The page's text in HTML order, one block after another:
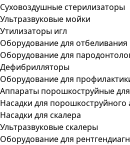
Суховоздушные стерилизаторы
Ультразвуковые мойки
Утилизаторы игл
Оборудование для отбеливания
Оборудование для
Дефибрилляторы
Оборудование для
Аппараты порошкоструйные
Насадки для порошкоструйного
Насадки для скалера
Ультразвуковые скалеры
Оборудование для